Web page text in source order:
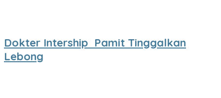
Dokter Intership Pamit Tinggalkan
Lebong